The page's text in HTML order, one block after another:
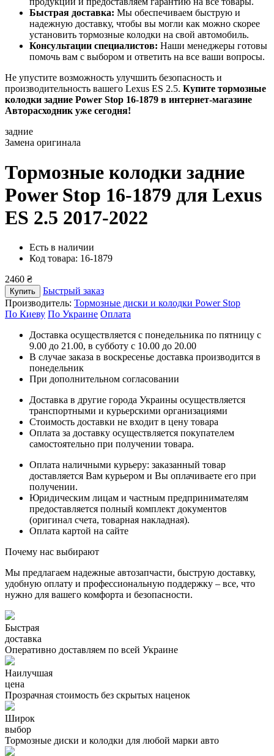
Быстрая доставка: Мы обеспечиваем быструю и
надежную доставку, чтобы вы могли как можно скорее
установить тормозные колодки на свой автомобиль.
Консультации специалистов: Наши менеджеры готовы
помочь вам с выбором и ответить на все ваши вопросы.
Не упустите возможность улучшить безопасность и
производительность вашего Lexus ES 2.5. Купите тормозные
колодки задние Power Stop 16-1879 в интернет-магазине
Авторасходник уже сегодня!
задние
Замена оригинала
Тормозные колодки задние
Power Stop 16-1879 для Lexus
ES 2.5 2017-2022
Есть в наличии
Код товара: 16-1879
2460 ₴
Купить
Быстрый заказ
Производитель: Тормозные диски и колодки Power Stop
По Киеву По Украине Оплата
Доставка осуществляется с понедельника по пятницу с
9.00 до 21.00, в субботу с 10.00 до 20.00
В случае заказа в воскресенье доставка производится в
понедельник
При дополнительном согласовании
Доставка в другие города Украины осуществляется
транспортными и курьерскими организациями
Стоимость доставки не входит в цену товара
Оплата за доставку осуществляется покупателем
самостоятельно при получении товара.
Оплата наличными курьеру: заказанный товар
доставляется Вам курьером и Вы оплачиваете его при
получении.
Юридическим лицам и частным предпринимателям
предоставляется полный комплект документов
(оригинал счета, товарная накладная).
Оплата картой на сайте
Почему нас выбирают
Мы предлагаем надежные автозапчасти, быструю доставку,
удобную оплату и профессиональную поддержку – все, что
нужно для вашего комфорта и безопасности.
Быстрая
доставка
Оперативно доставляем по всей Украине
Наилучшая
цена
Прозрачная стоимость без скрытых наценок
Широк
выбор
Тормозные диски и колодки для любой марки авто